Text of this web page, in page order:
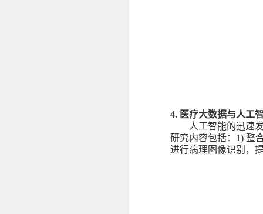
4. 医疗大数据与人工
人工智能的迅速
研究内容包括： 1) 整
进行病理图像识别，